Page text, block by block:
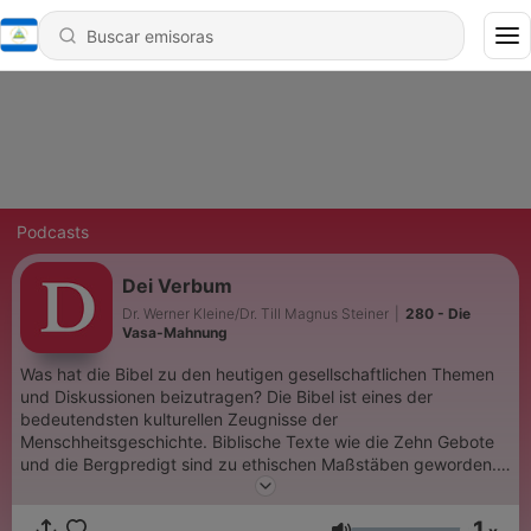
Podcasts
Dei Verbum
Dr. Werner Kleine/Dr. Till Magnus Steiner
280 - Die
Vasa-Mahnung
Was hat die Bibel zu den heutigen gesellschaftlichen Themen
und Diskussionen beizutragen? Die Bibel ist eines der
bedeutendsten kulturellen Zeugnisse der
Menschheitsgeschichte. Biblische Texte wie die Zehn Gebote
und die Bergpredigt sind zu ethischen Maßstäben geworden.
Die Bibel ist jedoch nicht nur ein kulturelles Artefakt, sondern